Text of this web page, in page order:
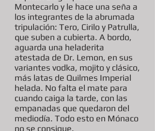
Montecarlo y le hace una seña a
los integrantes de la abrumada
tripulación: Tero, Cirilo y Patrulla,
que suben a cubierta. A bordo,
aguarda una heladerita
atestada de Dr. Lemon, en sus
variantes vodka, mojito y clásico,
más latas de Quilmes Imperial
helada. No falta el mate para
cuando caiga la tarde, con las
empanadas que quedaron del
mediodía. Todo esto en Mónaco
no se consigue.